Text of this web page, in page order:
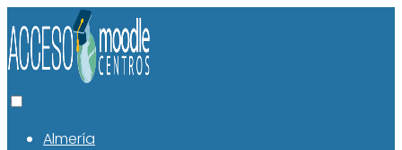
Almería